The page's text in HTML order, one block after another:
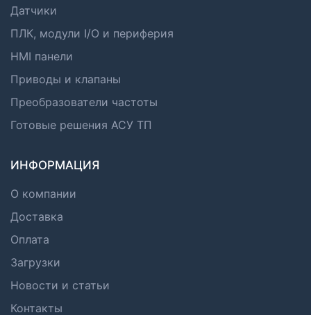
Датчики
ПЛК, модули I/O и периферия
HMI панели
Приводы и клапаны
Преобразователи частоты
Готовые решения АСУ ТП
ИНФОРМАЦИЯ
О компании
Доставка
Оплата
Загрузки
Новости и статьи
Контакты